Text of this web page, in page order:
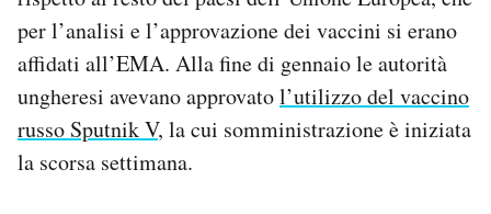
per l’analisi e l’approvazione dei vaccini si erano
affidati all’EMA. Alla fine di gennaio le autorità
ungheresi avevano approvatol’utilizzo del vaccino
russo Sputnik V, la cui somministrazione è iniziata
la scorsa settimana.